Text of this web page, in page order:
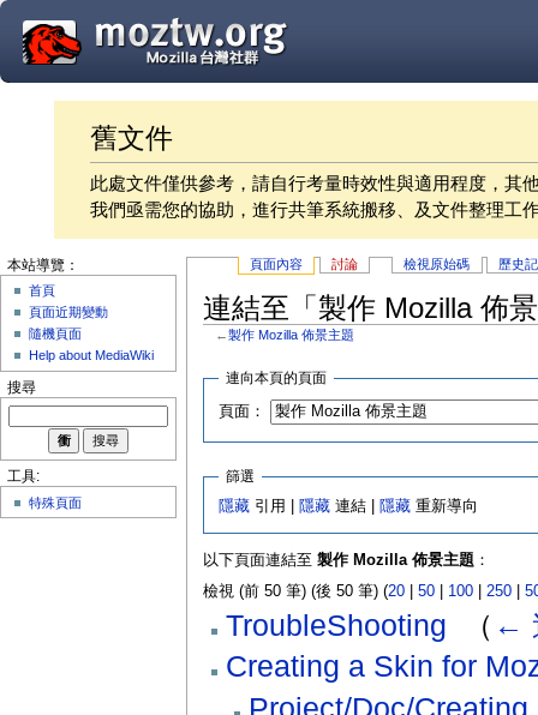
舊文件
此處文件僅供參考，請自行考量時效性與適用程度，其
我們亟需您的協助，進行共筆系統搬移、及文件整理工
頁面內容 討論 檢視原始碼 歷史
連結至「製作 Mozilla 佈
←製作 Mozilla 佈景主題
連向本頁的頁面
頁面：
篩選
隱藏 引用 | 隱藏 連結 | 隱藏 重新導向
以下頁面連結至 製作 Mozilla 佈景主題 ：
檢視 (前 50 筆) (後 50 筆) (20| 50| 100| 250|
TroubleShooting （ ←
Creating a Skin for
本站導覽：
首頁
頁面近期變動
隨機頁面
Help about MediaWiki
搜尋
工具:
特殊頁面